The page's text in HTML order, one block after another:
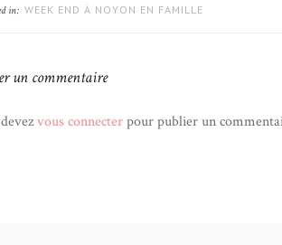
in: WEEK END À NOYON EN FAMILLE
un commentaire
vous connecterpour publier un